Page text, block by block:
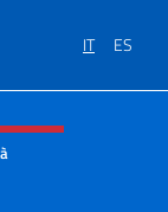
IT ES
menù